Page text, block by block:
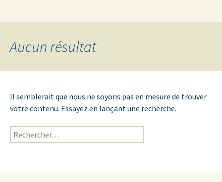
UFORCA
Aucun résultat
Il semblerait que nous ne soyons pas en mesure de trouver
votre contenu. Essayez en lançant une recherche.
Rechercher :